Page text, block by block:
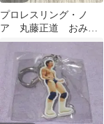
プロレスリング・ノ
ア 丸藤正道 おみく
じトレーディングカー
ド 2枚セット